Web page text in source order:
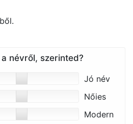
névről, szerinted?
Jó név
Nőies
Modern